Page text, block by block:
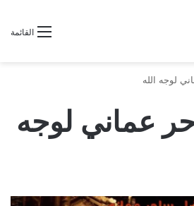
القائمة
لوجه الله
عماني لوجه